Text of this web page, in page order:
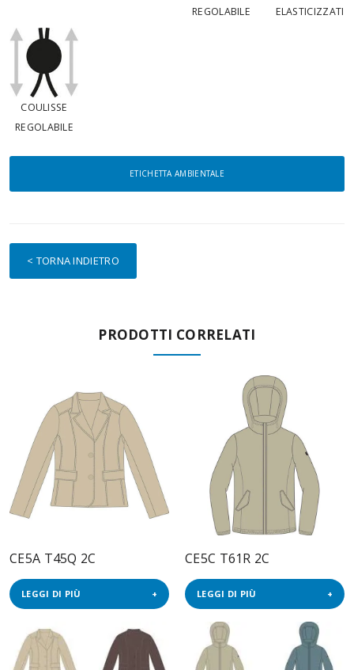
REGOLABILE ELASTICIZZATI
COULISSE
REGOLABILE
ETICHETTA AMBIENTALE
< TORNA INDIETRO
PRODOTTI CORRELATI
CE5A T45Q 2C
LEGGI DI PIÙ
CE5C T61R 2C
LEGGI DI PIÙ